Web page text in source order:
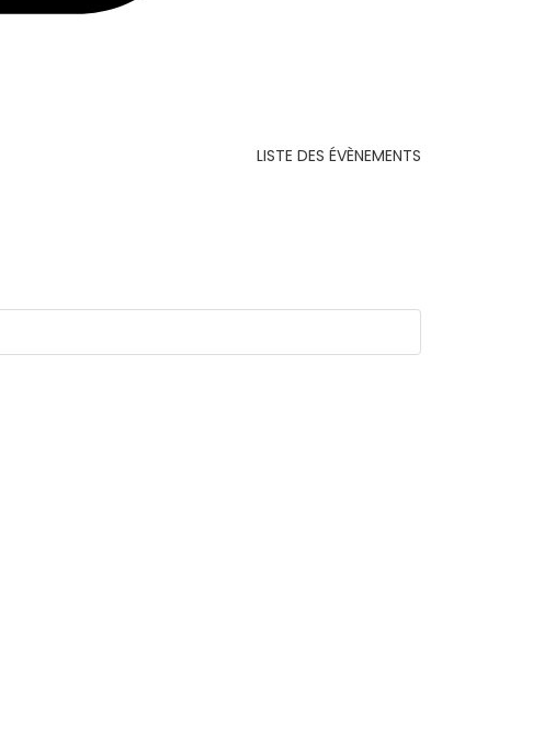
LISTE DES ÉVÈNEMENTS